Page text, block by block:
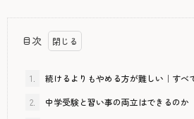
目次
1.
続けるよりもやめる方が難しい｜すべ
2.
中学受験と習い事の両立はできるのか